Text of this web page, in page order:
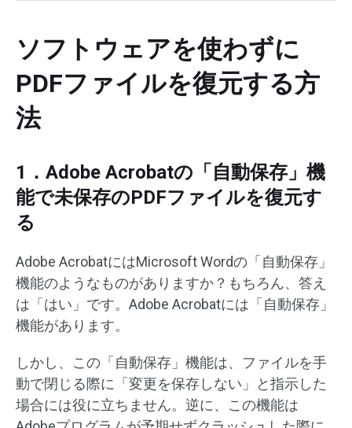
ソフトウェアを使わずに
PDFファイルを復元する方
法
1．Adobe Acrobatの「自動保存」機
能で未保存のPDFファイルを復元す
る
Adobe AcrobatにはMicrosoft Wordの「自動保存」
機能のようなものがありますか？もちろん、答え
は「はい」です。Adobe Acrobatには「自動保存」
機能があります。
しかし、この「自動保存」機能は、ファイルを手
動で閉じる際に「変更を保存しない」と指示した
場合には役に立ちません。逆に、この機能は